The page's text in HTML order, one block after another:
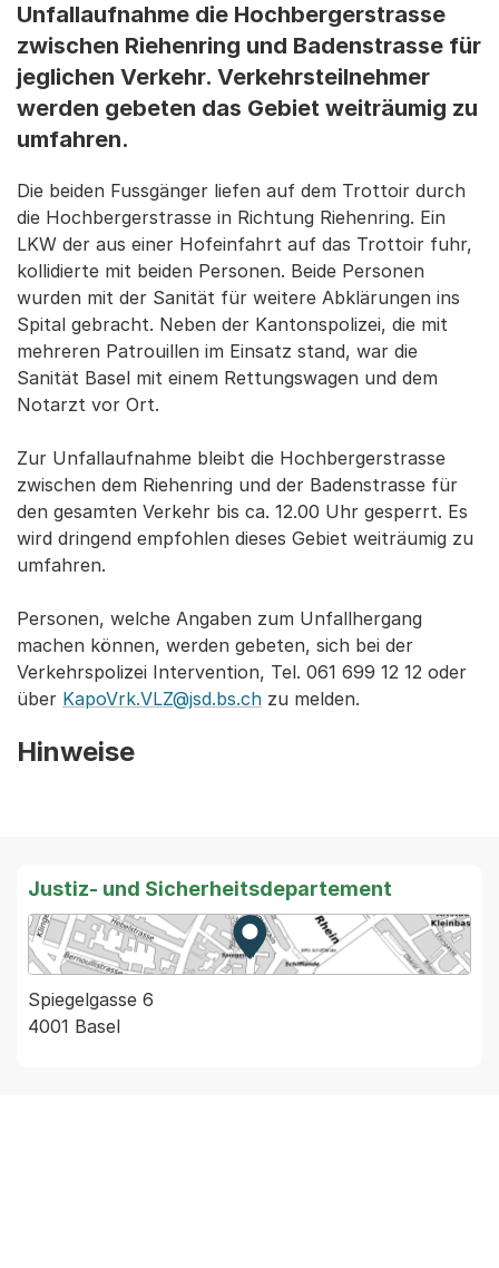
Unfallaufnahme die Hochbergerstrasse
zwischen Riehenring und Badenstrasse für
jeglichen Verkehr. Verkehrsteilnehmer
werden gebeten das Gebiet weiträumig zu
umfahren.
Die beiden Fussgänger liefen auf dem Trottoir durch
die Hochbergerstrasse in Richtung Riehenring. Ein
LKW der aus einer Hofeinfahrt auf das Trottoir fuhr,
kollidierte mit beiden Personen. Beide Personen
wurden mit der Sanität für weitere Abklärungen ins
Spital gebracht. Neben der Kantonspolizei, die mit
mehreren Patrouillen im Einsatz stand, war die
Sanität Basel mit einem Rettungswagen und dem
Notarzt vor Ort.
Zur Unfallaufnahme bleibt die Hochbergerstrasse
zwischen dem Riehenring und der Badenstrasse für
den gesamten Verkehr bis ca. 12.00 Uhr gesperrt. Es
wird dringend empfohlen dieses Gebiet weiträumig zu
umfahren.
Personen, welche Angaben zum Unfallhergang
machen können, werden gebeten, sich bei der
Verkehrspolizei Intervention, Tel. 061 699 12 12 oder
über KapoVrk.VLZ@jsd.bs.ch zu melden.
Hinweise
Justiz- und Sicherheitsdepartement
Zur Karte von MapBS.
Externer Link, wird in einem
Spiegelgasse 6
4001 Basel